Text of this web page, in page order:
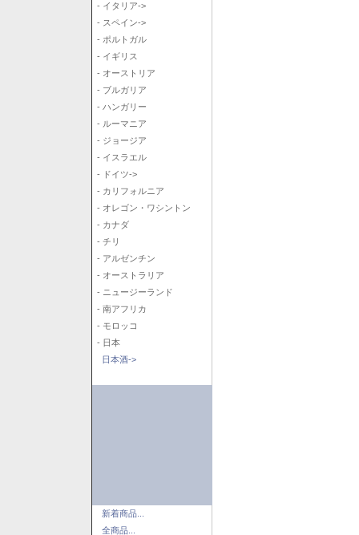
- イタリア->
- スペイン->
- ポルトガル
- イギリス
- オーストリア
- ブルガリア
- ハンガリー
- ルーマニア
- ジョージア
- イスラエル
- ドイツ->
- カリフォルニア
- オレゴン・ワシントン
- カナダ
- チリ
- アルゼンチン
- オーストラリア
- ニュージーランド
- 南アフリカ
- モロッコ
- 日本
日本酒->
新着商品...
全商品...